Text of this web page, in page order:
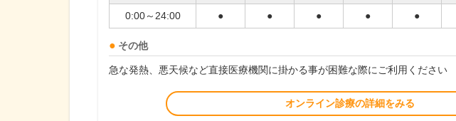
0:00～24:00 ● ● ● ● ●
その他
急な発熱、悪天候など直接医療機関に掛かる事が困難な際にご利用ください
オンライン診療の詳細をみる